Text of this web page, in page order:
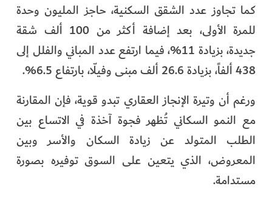
كما تجاوز عدد الشقق السكنية، حاجز المليون وحدة
للمرة الأولى، بعد إضافة أكثر من 100 ألف شقة
جديدة، بزيادة 11%، فيما ارتفع عدد المباني والفلل إلى
438 ألفاً، بزيادة 26.6 ألف مبنى وفيلّا، بارتفاع 6.5%.
ورغم أن وتيرة الإنجاز العقاري تبدو قوية، فإن المقارنة
مع النمو السكاني تُظهر فجوة آخذة في الاتساع بين
الطلب المتولد عن زيادة السكان والأسر وبين
المعروض، الذي يتعين على السوق توفيره بصورة
مستدامة.